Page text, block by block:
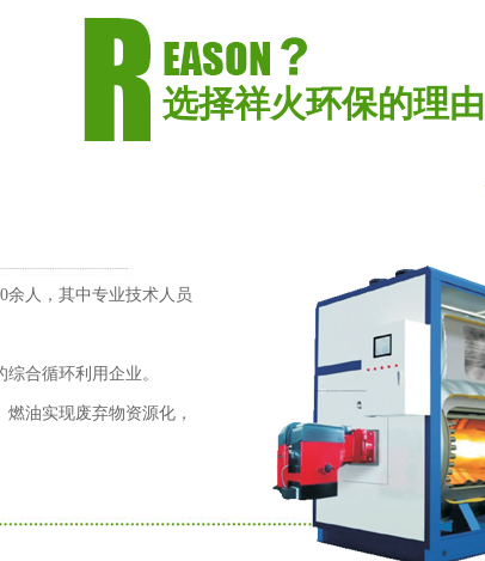
选择祥火环保的理由
余人，其中专业技术人员
合循环利用企业。
油实现废弃物资源化，